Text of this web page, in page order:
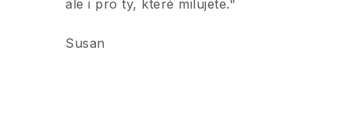
ale i pro ty, které milujete."
Susan